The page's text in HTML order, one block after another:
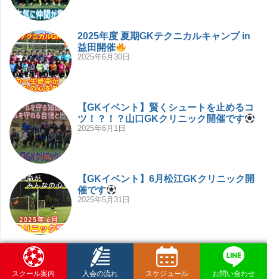
2025年度 夏期GKテクニカルキャンプ in
益田開催
2025年6月30日
【GKイベント】賢くシュートを止めるコ
ツ！？！？山口GKクリニック開催です
2025年6月1日
【GKイベント】6月松江GKクリニック開
催です
2025年5月31日
【島根県・新規開校】松江校プレスクー
ル開催します！！！
2025年3月12日
スクール案内 入会の流れ スケジュール お問い合わせ